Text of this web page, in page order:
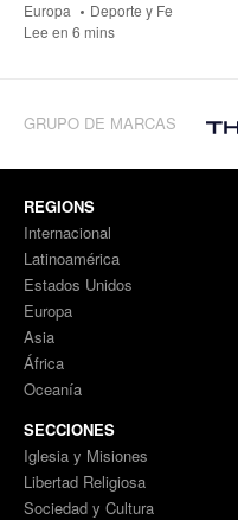
Europa
Deporte y Fe
Lee en 6 mins
GRUPO DE MARCAS
REGIONS
Internacional
Latinoamérica
Estados Unidos
Europa
Asia
África
Oceanía
SECCIONES
Iglesia y Misiones
Libertad Religiosa
Sociedad y Cultura